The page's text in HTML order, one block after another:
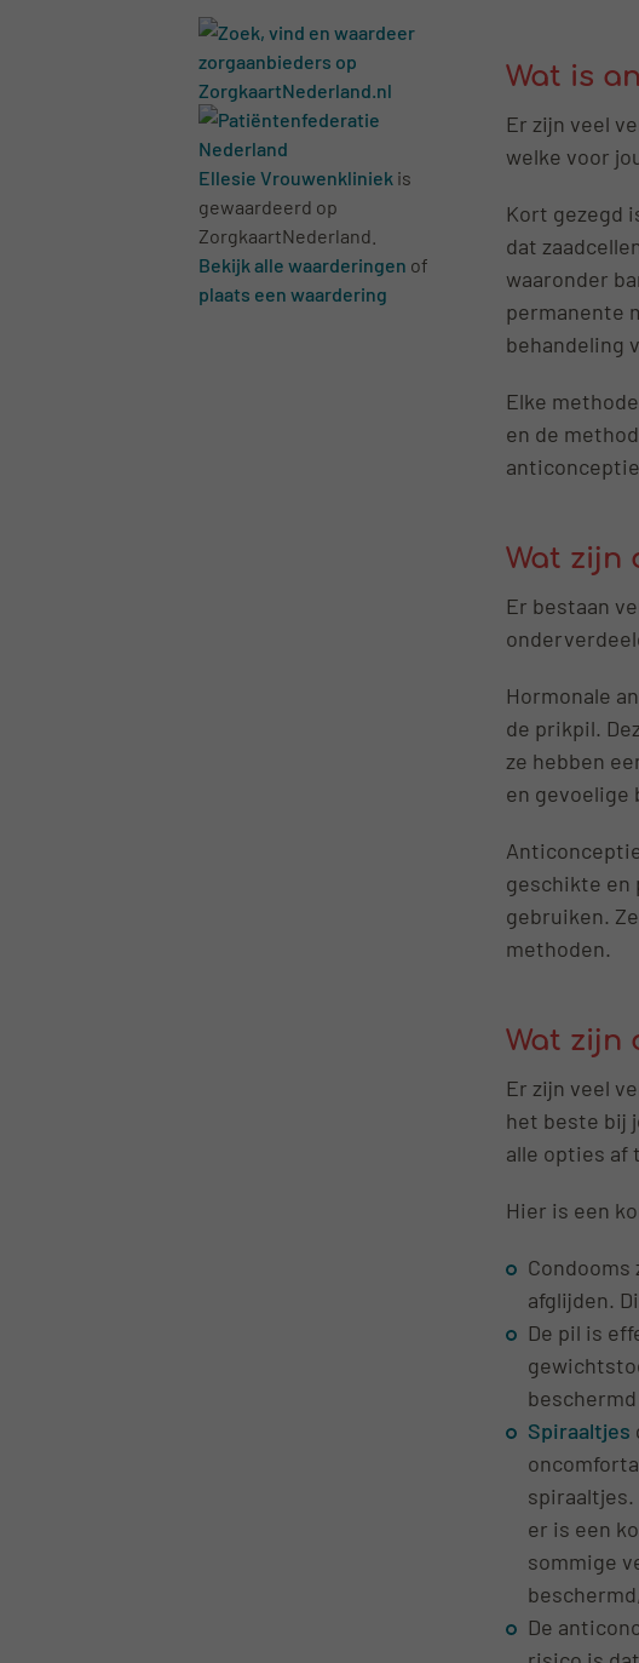
Wat is
Er zijn veel
welke voor
Kort gezegd
dat
waaronder
permanente
behandeling
Elke
en de
Wat zijn
Er bestaan
Hormonale
de prikpil.
ze hebben
en gevoelige
geschikte en
gebruiken.
methoden.
Wat zijn
Er zijn veel
het beste bij
alle opties af
Hier is een
afglijden.
De pil is
Spiraaltjes
spiraaltjes.
er is een
sommige
De
Ellesie Vrouwenkliniek is
gewaardeerd op
ZorgkaartNederland.
Bekijk alle waarderingen of
plaats een waardering